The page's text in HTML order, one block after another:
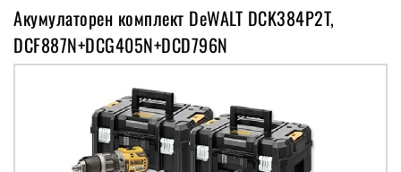
Акумулаторен комплект DeWALT DCK384P2T,
DCF887N+DCG405N+DCD796N